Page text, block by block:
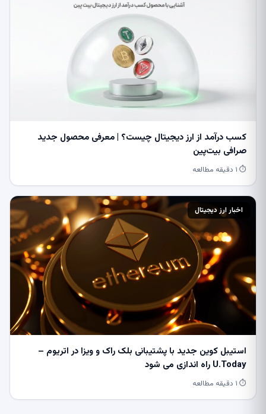
کسب درآمد از ارز دیجیتال چیست؟ | معرفی محصول جدید
صرافی بیت‌پین
⏱ ۱ دقیقه مطالعه
اخبار ارز دیجیتال
استیبل کوین جدید با پشتیبانی بلک راک و ویزا در اتریوم –
U.Today راه اندازی می شود
⏱ ۱ دقیقه مطالعه